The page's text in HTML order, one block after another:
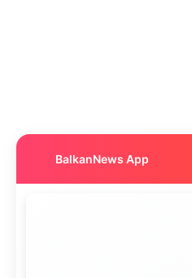
BalkanNews App